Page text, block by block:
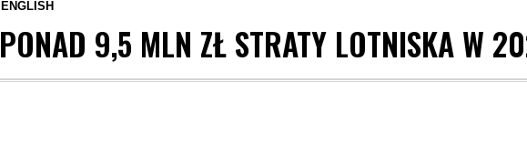
ENGLISH
PONAD 9,5 MLN ZŁ STRATY LOTNISKA W